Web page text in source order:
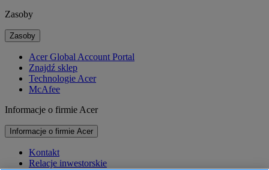
Zasoby
Zasoby
Acer Global Account Portal
Znajdź sklep
Technologie Acer
McAfee
Informacje o firmie Acer
Informacje o firmie Acer
Kontakt
Relacje inwestorskie